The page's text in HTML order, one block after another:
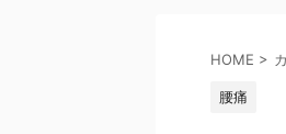
HOME >
腰痛